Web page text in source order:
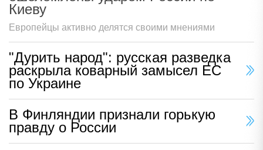
Киеву
Европейцы активно делятся своими мнениями
"Дурить народ": русская разведка
раскрыла коварный замысел ЕС
по Украине
В Финляндии признали горькую
правду о России